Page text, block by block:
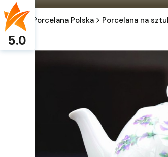
Porcelana Polska Porcelana na
5.0